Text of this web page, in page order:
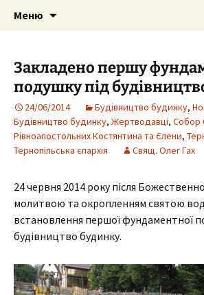
Собор Святих
Рівноапостольних
Костянтина і
Тернопіль
Собор Святих
Костянтина і
Патріархату
Меню
Закладено першу
подушку під
24/06/2014 Будівництво будинку,
Будівництво будинку, Жертводавці, Собор
Рівноапостольних Костянтина та Єлени,
Тернопільська єпархія
Свящ. Олег Гах
24 червня 2014 року після Божественної
молитвою та окропленням святою
встановлення першої фундаментної
будівництво будинку.